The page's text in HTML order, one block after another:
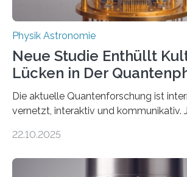
Physik Astronomie
Neue Studie Enthüllt
Lücken in Der
Die aktuelle Quantenforschung ist
vernetzt, interaktiv und kommunikativ.
oft von Autor*innen, die eng
22.10.2025